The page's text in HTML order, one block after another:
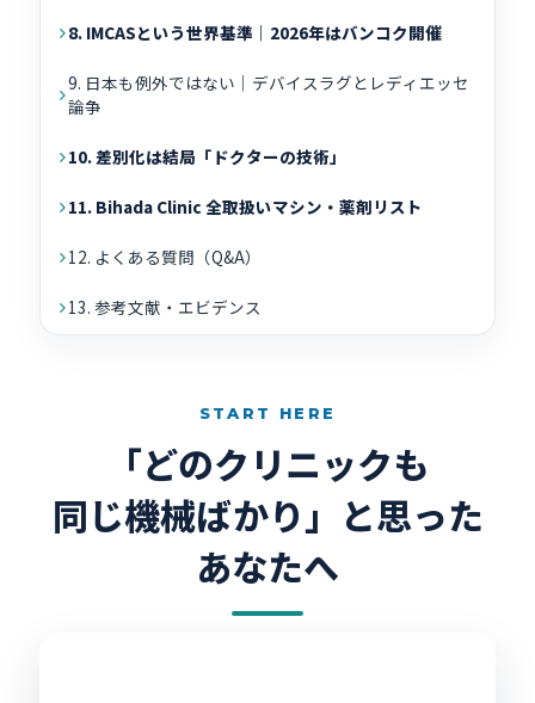
8. IMCASという世界基準｜2026年はバンコク開催
9. 日本も例外ではない｜デバイスラグとレディエッセ
論争
10. 差別化は結局「ドクターの技術」
11. Bihada Clinic 全取扱いマシン・薬剤リスト
12. よくある質問（Q&A）
13. 参考文献・エビデンス
START HERE
「どのクリニックも
同じ機械ばかり」と思った
あなたへ